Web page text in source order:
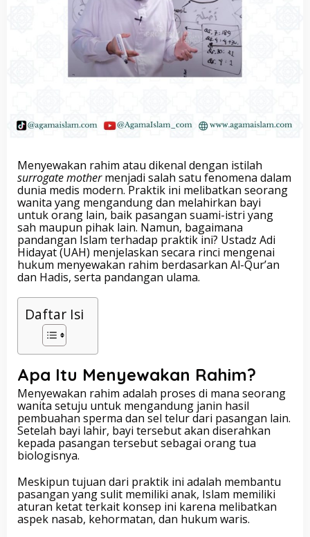
Menyewakan rahim atau dikenal dengan istilah
surrogate mothermenjadi salah satu fenomena dalam
dunia medis modern. Praktik ini melibatkan seorang
wanita yang mengandung dan melahirkan bayi
untuk orang lain, baik pasangan suami-istri yang
sah maupun pihak lain. Namun, bagaimana
pandangan Islam terhadap praktik ini? Ustadz Adi
Hidayat (UAH) menjelaskan secara rinci mengenai
hukum menyewakan rahim berdasarkan Al-Qur’an
dan Hadis, serta pandangan ulama.
Daftar Isi
Apa Itu Menyewakan Rahim?
Menyewakan rahim adalah proses di mana seorang
wanita setuju untuk mengandung janin hasil
pembuahan sperma dan sel telur dari pasangan lain.
Setelah bayi lahir, bayi tersebut akan diserahkan
kepada pasangan tersebut sebagai orang tua
biologisnya.
Meskipun tujuan dari praktik ini adalah membantu
pasangan yang sulit memiliki anak, Islam memiliki
aturan ketat terkait konsep ini karena melibatkan
aspek nasab, kehormatan, dan hukum waris.